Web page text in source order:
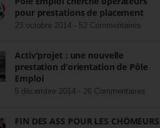
pour prestations de placement
23 octobre 2014 - 52 Commentaires
Activ’projet : une nouvelle
prestation d’orientation de Pôle
Emploi
5 décembre 2014 - 26 Commentaires
FIN DES ASS POUR LES CHÔMEURS